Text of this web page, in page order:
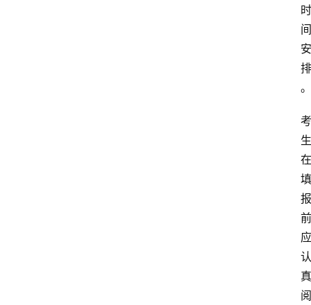
时
间
安
排
。
考
生
在
填
报
前
应
认
真
阅